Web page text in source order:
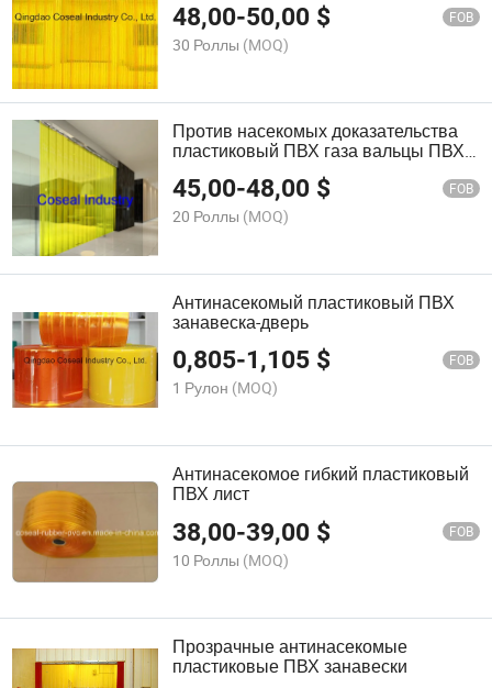
48,00-50,00 $ FOB
30 Роллы (MOQ)
Против насекомых доказательства
пластиковый ПВХ газа вальцы ПВХ
45,00-48,00 $ FOB
20 Роллы (MOQ)
Антинасекомый пластиковый ПВХ
занавеска-дверь
0,805-1,105 $ FOB
1 Рулон (MOQ)
Антинасекомое гибкий пластиковый
ПВХ лист
38,00-39,00 $ FOB
10 Роллы (MOQ)
Прозрачные антинасекомые
пластиковые ПВХ занавески